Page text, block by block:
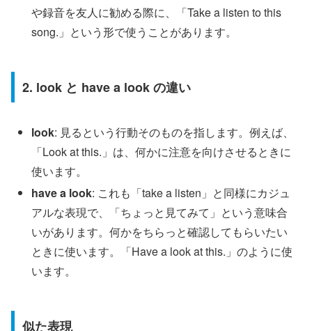
や録音を友人に勧める際に、「Take a listen to this
song.」という形で使うことがあります。
2. look と have a look の違い
look: 見るという行動そのものを指します。例えば、
「Look at this.」は、何かに注意を向けさせるときに
使います。
have a look: これも「take a listen」と同様にカジュ
アルな表現で、「ちょっと見てみて」という意味合
いがあります。何かをちらっと確認してもらいたい
ときに使います。「Have a look at this.」のように使
います。
似た表現